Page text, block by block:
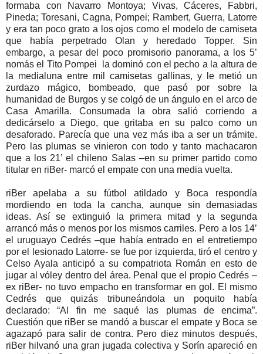
formaba con Navarro Montoya; Vivas, Cáceres, Fabbri,
Pineda; Toresani, Cagna, Pompei; Rambert, Guerra, Latorre
y era tan poco grato a los ojos como el modelo de camiseta
que había perpetrado Olan y heredado Topper. Sin
embargo, a pesar del poco promisorio panorama, a los 5’
nomás el Tito Pompei la dominó con el pecho a la altura de
la medialuna entre mil camisetas gallinas, y le metió un
zurdazo mágico, bombeado, que pasó por sobre la
humanidad de Burgos y se colgó de un ángulo en el arco de
Casa Amarilla. Consumada la obra salió corriendo a
dedicárselo a Diego, que gritaba en su palco como un
desaforado. Parecía que una vez más iba a ser un trámite.
Pero las plumas se vinieron con todo y tanto machacaron
que a los 21’ el chileno Salas –en su primer partido como
titular en riBer- marcó el empate con una media vuelta.
riBer apelaba a su fútbol atildado y Boca respondía
mordiendo en toda la cancha, aunque sin demasiadas
ideas. Así se extinguió la primera mitad y la segunda
arrancó más o menos por los mismos carriles. Pero a los 14’
el uruguayo Cedrés –que había entrado en el entretiempo
por el lesionado Latorre- se fue por izquierda, tiró el centro y
Celso Ayala anticipó a su compatriota Román en esto de
jugar al vóley dentro del área. Penal que el propio Cedrés –
ex riBer- no tuvo empacho en transformar en gol. El mismo
Cedrés que quizás tribuneándola un poquito había
declarado: “Al fin me saqué las plumas de encima”.
Cuestión que riBer se mandó a buscar el empate y Boca se
agazapó para salir de contra. Pero diez minutos después,
riBer hilvanó una gran jugada colectiva y Sorín apareció en